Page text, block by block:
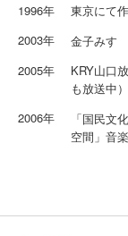
1996年
東京にて
2003年
金子みす
2005年
KRY山口
も放送中）
2006年
「国民文
空間」音
台湾国桃
台湾国南